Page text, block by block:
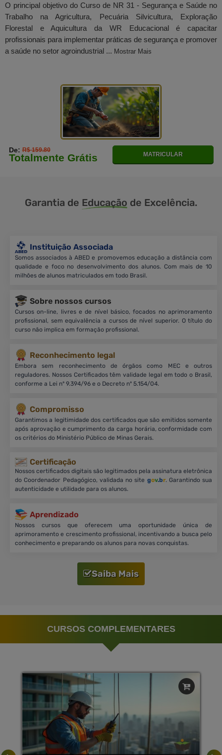
O principal objetivo do Curso de NR 31 - Segurança e Saúde no
Trabalho na Agricultura, Pecuária Silvicultura, Exploração
Florestal e Aquicultura da WR Educacional é capacitar
profissionais para implementar práticas de segurança e promover
a saúde no setor agroindustrial ... Mostrar Mais
De:R$ 159.80
Totalmente Grátis MATRICULAR
Garantia de Educação de Excelência.
Instituição Associada
Somos associados à ABED e promovemos educação a distância com
qualidade e foco no desenvolvimento dos alunos. Com mais de 10
milhões de alunos matriculados em todo Brasil.
Sobre nossos cursos
Cursos on-line, livres e de nível básico, focados no aprimoramento
profissional, sem equivalência a cursos de nível superior. O título do
curso não implica em formação profissional.
Reconhecimento legal
Embora sem reconhecimento de órgãos como MEC e outros
reguladores. Nossos Certificados têm validade legal em todo o Brasil,
conforme a Lei nº 9.394/96 e o Decreto nº 5.154/04.
Compromisso
Garantimos a legitimidade dos certificados que são emitidos somente
após aprovação e cumprimento da carga horária, conformidade com
os critérios do Ministério Público de Minas Gerais.
Certificação
Nossos certificados digitais são legitimados pela assinatura eletrônica
do Coordenador Pedagógico, validada no site gov.br. Garantindo sua
autenticidade e utilidade para os alunos.
Aprendizado
Nossos cursos que oferecem uma oportunidade única de
aprimoramento e crescimento profissional, incentivando a busca pelo
conhecimento e preparando os alunos para novas conquistas.
Saiba Mais
CURSOS COMPLEMENTARES